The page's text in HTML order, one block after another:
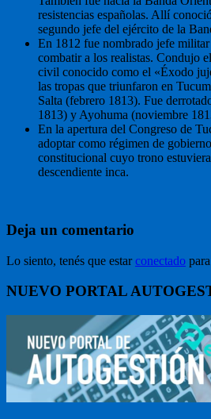
resistencias españolas. Allí
segundo jefe del ejército de la
En 1812 fue nombrado jefe
combatir a los realistas. Condujo
civil conocido como el «Éxodo
las tropas que triunfaron en
Salta (febrero 1813). Fue
1813) y Ayohuma (noviembre
En la apertura del Congreso de
adoptar como régimen de
constitucional cuyo trono
descendiente inca.
Deja un comentario
Lo siento, tenés que estarconectado
NUEVO PORTAL